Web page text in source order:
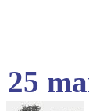
25